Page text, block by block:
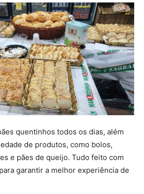
quentinhos todos os dias, além
de produtos, como bolos,
e pães de queijo. Tudo feito com
garantir a melhor experiência de